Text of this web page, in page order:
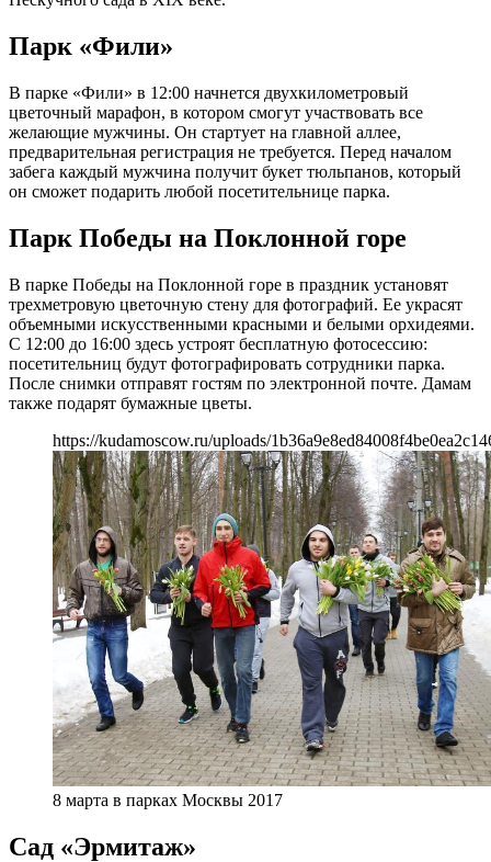
Парк «Фили»
В парке «Фили» в 12:00 начнется двухкилометровый
цветочный марафон, в котором смогут участвовать все
желающие мужчины. Он стартует на главной аллее,
предварительная регистрация не требуется. Перед началом
забега каждый мужчина получит букет тюльпанов, который
он сможет подарить любой посетительнице парка.
Парк Победы на Поклонной горе
В парке Победы на Поклонной горе в праздник установят
трехметровую цветочную стену для фотографий. Ее украсят
объемными искусственными красными и белыми орхидеями.
С 12:00 до 16:00 здесь устроят бесплатную фотосессию:
посетительниц будут фотографировать сотрудники парка.
После снимки отправят гостям по электронной почте. Дамам
также подарят бумажные цветы.
https://kudamoscow.ru/uploads/
8 марта в парках Москвы 2017
Сад «Эрмитаж»